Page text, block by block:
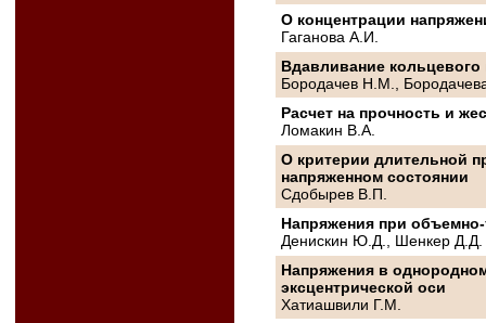
О концентрации
Гаганова A.И.
Вдавливание кольцевого
Бородачев Н.М.,
Расчет на прочность и
Ломакин B.А.
О критерии длительной
напряженном состоянии
Сдобырев В.П.
Напряжения при
Денискин Ю.Д., Шенкер Д.Д.
Напряжения в
эксцентрической оси
Хатиашвили Г.М.